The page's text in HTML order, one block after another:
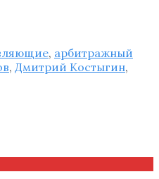
, арбитражный
, Дмитрий Костыгин,